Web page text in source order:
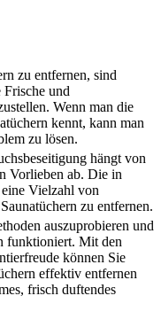
zu entfernen, sind
und
Wenn man die
kennt, kann man
zu lösen.
hängt von
Vorlieben ab. Die in
Vielzahl von
zu entfernen.
auszuprobieren und
funktioniert. Mit den
können Sie
effektiv entfernen
frisch duftendes